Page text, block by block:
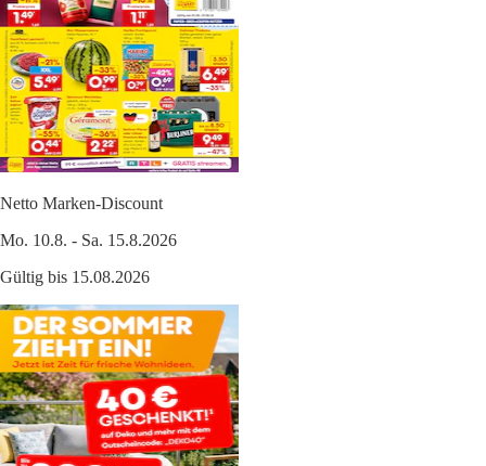
Netto Marken-Discount
Mo. 10.8. - Sa. 15.8.2026
Gültig bis 15.08.2026